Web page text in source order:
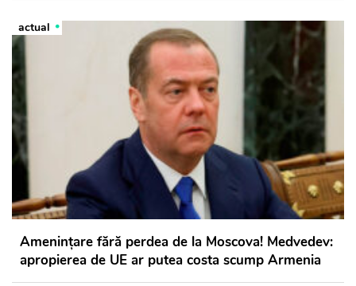
actual
Amenințare fără perdea de la Moscova! Medvedev:
apropierea de UE ar putea costa scump Armenia